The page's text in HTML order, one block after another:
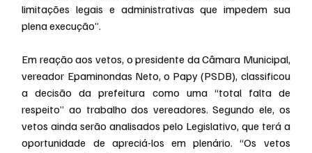
limitações legais e administrativas que impedem sua
plena execução”.
Em reação aos vetos, o presidente da Câmara Municipal,
vereador Epaminondas Neto, o Papy (PSDB), classificou
a decisão da prefeitura como uma “total falta de
respeito” ao trabalho dos vereadores. Segundo ele, os
vetos ainda serão analisados pelo Legislativo, que terá a
oportunidade de apreciá-los em plenário. “Os vetos